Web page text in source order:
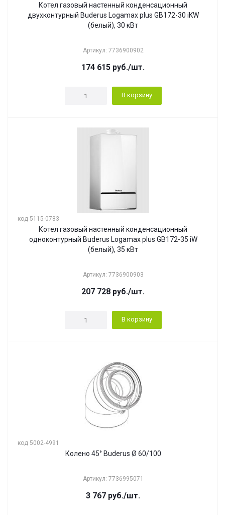
Котел газовый настенный конденсационный
двухконтурный Buderus Logamax plus GB172-30 iKW
(белый), 30 кВт
Артикул: 7736900902
174 615 руб./шт.
В корзину
код 5115-0783
Котел газовый настенный конденсационный
одноконтурный Buderus Logamax plus GB172-35 iW
(белый), 35 кВт
Артикул: 7736900903
207 728 руб./шт.
В корзину
код 5002-4991
Колено 45° Buderus Ø 60/100
Артикул: 7736995071
3 767 руб./шт.